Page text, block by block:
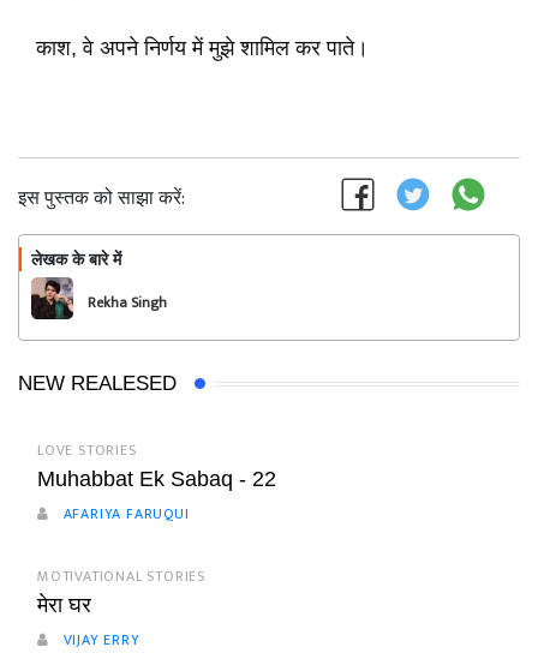
काश, वे अपने निर्णय में मुझे शामिल कर पाते।
इस पुस्तक को साझा करें:
लेखक के बारे में
Rekha Singh
NEW REALESED
LOVE STORIES
Muhabbat Ek Sabaq - 22
AFARIYA FARUQUI
MOTIVATIONAL STORIES
मेरा घर
VIJAY ERRY